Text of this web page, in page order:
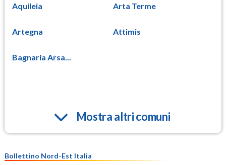
Aquileia Arta Terme
Artegna Attimis
Bagnaria Arsa...
Mostra altri comuni
Bollettino Nord-Est Italia